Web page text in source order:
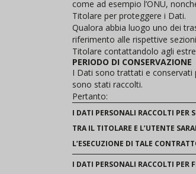
come ad esempio l’ONU,
Titolare per proteggere i Dati.
Qualora abbia luogo uno dei
riferimento alle rispettive
Titolare contattandolo agli
PERIODO DI CONSERVAZIONE
I Dati sono trattati e conservati
sono stati raccolti.
Pertanto:
I DATI PERSONALI RACCOLTI PER
TRA IL TITOLARE E L’UTENTE
L’ESECUZIONE DI TALE
I DATI PERSONALI RACCOLTI PER